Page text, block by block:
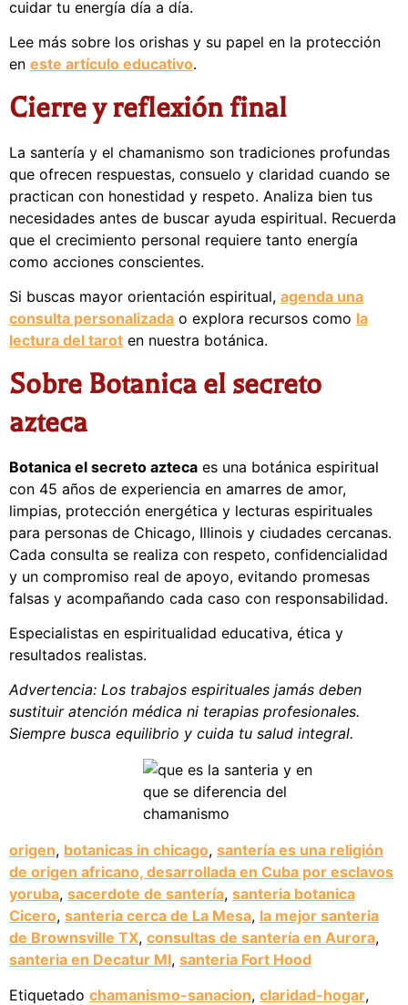
cuidar tu energía día a día.
Lee más sobre los orishas y su papel en la protección
en este artículo educativo.
Cierre y reflexión final
La santería y el chamanismo son tradiciones profundas
que ofrecen respuestas, consuelo y claridad cuando se
practican con honestidad y respeto. Analiza bien tus
necesidades antes de buscar ayuda espiritual. Recuerda
que el crecimiento personal requiere tanto energía
como acciones conscientes.
Si buscas mayor orientación espiritual, agenda una
consulta personalizada o explora recursos como la
lectura del tarot en nuestra botánica.
Sobre Botanica el secreto
azteca
Botanica el secreto azteca es una botánica espiritual
con 45 años de experiencia en amarres de amor,
limpias, protección energética y lecturas espirituales
para personas de Chicago, Illinois y ciudades cercanas.
Cada consulta se realiza con respeto, confidencialidad
y un compromiso real de apoyo, evitando promesas
falsas y acompañando cada caso con responsabilidad.
Especialistas en espiritualidad educativa, ética y
resultados realistas.
Advertencia: Los trabajos espirituales jamás deben
sustituir atención médica ni terapias profesionales.
Siempre busca equilibrio y cuida tu salud integral.
origen, botanicas in chicago, santería es una religión
de origen africano, desarrollada en Cuba por esclavos
yoruba, sacerdote de santería, santeria botanica
Cicero, santeria cerca de La Mesa, la mejor santeria
de Brownsville TX, consultas de santería en Aurora,
santeria en Decatur MI, santeria Fort Hood
Etiquetado chamanismo-sanacion, claridad-hogar,